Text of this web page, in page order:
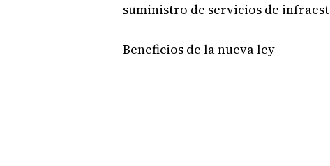
suministro de servicios de
Beneficios de la nueva ley